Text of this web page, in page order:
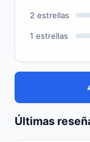
2 estrellas
1 estrellas
Últimas